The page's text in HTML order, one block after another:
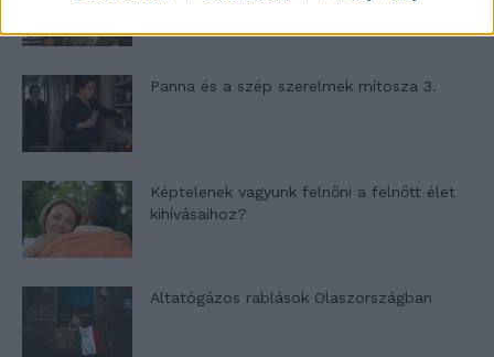
Panna és a szép szerelmek mítosza 3.
Képtelenek vagyunk felnőni a felnőtt élet
kihívásaihoz?
Altatógázos rablások Olaszországban